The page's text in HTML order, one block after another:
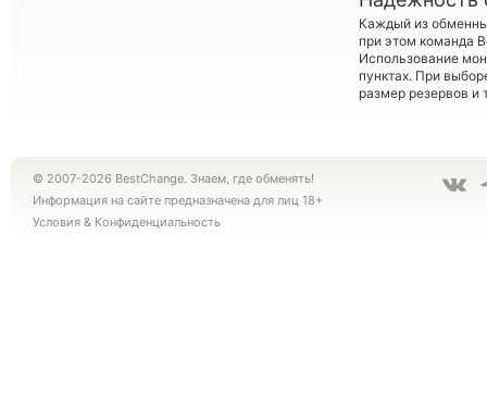
Каждый из
при этом команда
Использование
пунктах. При
размер резервов и
© 2007-2026 BestChange. Знаем, где обменять!
Информация на сайте предназначена для лиц 18+
Условия & Конфиденциальность